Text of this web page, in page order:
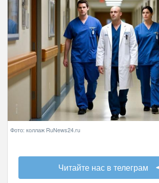
Фото: коллаж RuNews24.ru
Читайте нас в телеграм